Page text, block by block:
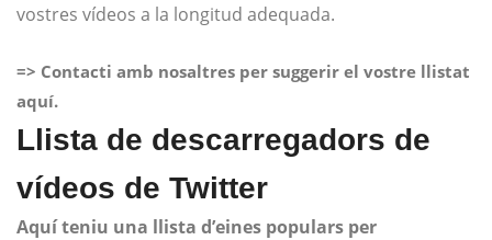
vostres vídeos a la longitud adequada.
=> Contacti amb nosaltres per suggerir el vostre llistat
aquí.
Llista de descarregadors de
vídeos de Twitter
Aquí teniu una llista d’eines populars per